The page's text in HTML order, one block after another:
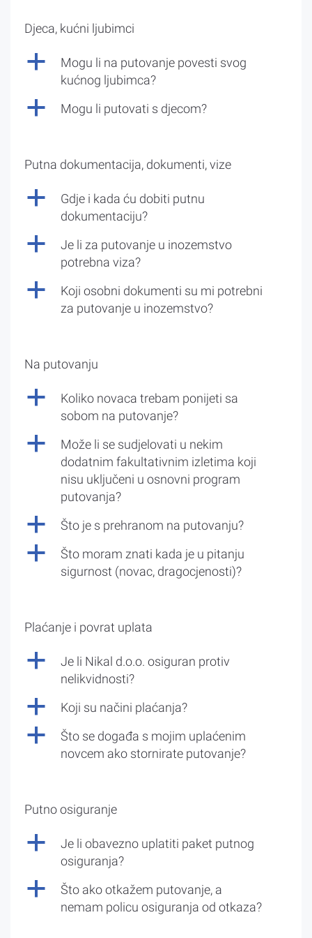
Djeca, kućni ljubimci
a
Mogu li na putovanje povesti svog
kućnog ljubimca?
a Mogu li putovati s djecom?
Putna dokumentacija, dokumenti, vize
a
Gdje i kada ću dobiti putnu
dokumentaciju?
a
Je li za putovanje u inozemstvo
potrebna viza?
a
Koji osobni dokumenti su mi potrebni
za putovanje u inozemstvo?
Na putovanju
a
Koliko novaca trebam ponijeti sa
sobom na putovanje?
a
Može li se sudjelovati u nekim
dodatnim fakultativnim izletima koji
nisu uključeni u osnovni program
putovanja?
a Što je s prehranom na putovanju?
a
Što moram znati kada je u pitanju
sigurnost (novac, dragocjenosti)?
Plaćanje i povrat uplata
a
Je li Nikal d.o.o. osiguran protiv
nelikvidnosti?
a Koji su načini plaćanja?
a
Što se događa s mojim uplaćenim
novcem ako stornirate putovanje?
Putno osiguranje
a
Je li obavezno uplatiti paket putnog
osiguranja?
a
Što ako otkažem putovanje, a
nemam policu osiguranja od otkaza?